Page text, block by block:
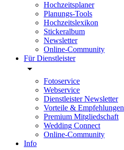
Hochzeitsplaner
Planungs-Tools
Hochzeitslexikon
Stickeralbum
Newsletter
Online-Community
Für Dienstleister
Fotoservice
Webservice
Dienstleister Newsletter
Vorteile & Empfehlungen
Premium Mitgliedschaft
Wedding Connect
Online-Community
Info